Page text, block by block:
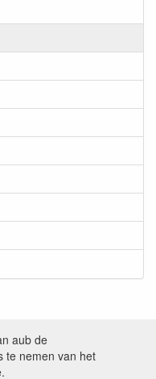
aub de
te nemen van het